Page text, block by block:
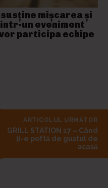
mişcarea și
un eveniment
participa echipe
ARTICOLUL URMĂTOR
GRILL STATION 17 – Când
ți-e poftă de gustul de
acasă